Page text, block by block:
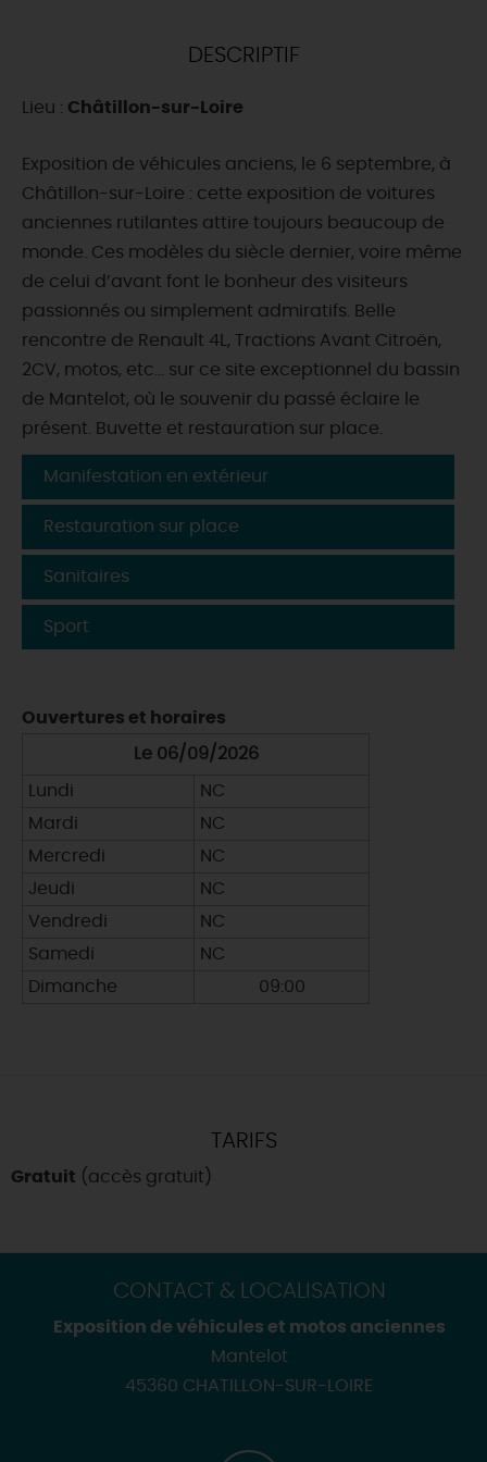
DEMAIN
CETTE SEMAINE
TOUT L'AGENDA
DESCRIPTIF
Lieu : Châtillon-sur-Loire
Exposition de véhicules anciens, le 6 septembre, à
Châtillon-sur-Loire : cette exposition de voitures
anciennes rutilantes attire toujours beaucoup de
monde. Ces modèles du siècle dernier, voire même
de celui d’avant font le bonheur des visiteurs
passionnés ou simplement admiratifs. Belle
rencontre de Renault 4L, Tractions Avant Citroën,
2CV, motos, etc... sur ce site exceptionnel du bassin
de Mantelot, où le souvenir du passé éclaire le
présent. Buvette et restauration sur place.
Manifestation en extérieur
Restauration sur place
Sanitaires
Sport
Ouvertures et horaires
Le 06/09/2026
Lundi
NC
Mardi
NC
Mercredi
NC
Jeudi
NC
Vendredi
NC
Samedi
NC
Dimanche
09:00
TARIFS
Gratuit (accès gratuit)
CONTACT & LOCALISATION
Exposition de véhicules et motos anciennes
Mantelot
45360 CHATILLON-SUR-LOIRE